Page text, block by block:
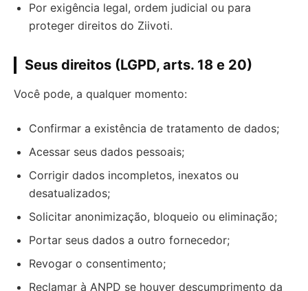
Por exigência legal, ordem judicial ou para
proteger direitos do Ziivoti.
Seus direitos (LGPD, arts. 18 e 20)
Você pode, a qualquer momento:
Confirmar a existência de tratamento de dados;
Acessar seus dados pessoais;
Corrigir dados incompletos, inexatos ou
desatualizados;
Solicitar anonimização, bloqueio ou eliminação;
Portar seus dados a outro fornecedor;
Revogar o consentimento;
Reclamar à ANPD se houver descumprimento da